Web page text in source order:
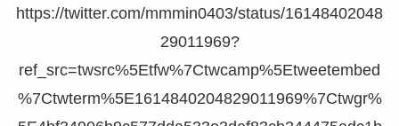
https://twitter.com/mmmin0403/status/16148402048
29011969?
ref_src=twsrc%5Etfw%7Ctwcamp%5Etweetembed
%7Ctwterm%5E1614840204829011969%7Ctwgr%